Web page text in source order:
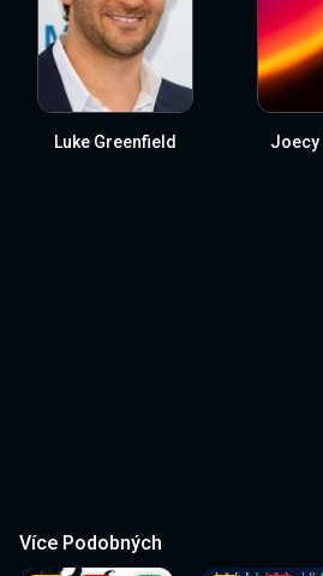
Luke Greenfield Joecy
Více Podobných